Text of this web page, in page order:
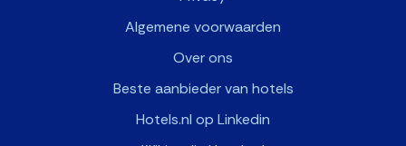
Algemene voorwaarden
Over ons
Beste aanbieder van hotels
Hotels.nl op Linkedin